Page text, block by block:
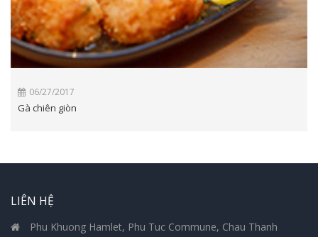
06/27/2017
Gà chiên giòn
LIÊN HỆ
Phu Khuong Hamlet, Phu Tuc Commune, Chau Thanh